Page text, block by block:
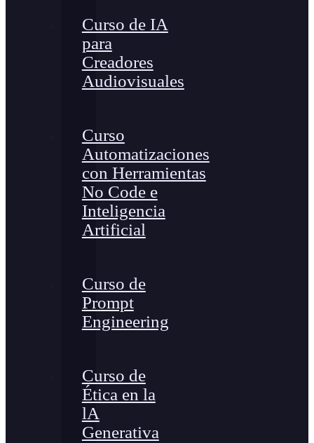
Curso de IA
para
Creadores
Audiovisuales
Curso
Automatizaciones
con Herramientas
No Code e
Inteligencia
Artificial
Curso de
Prompt
Engineering
Curso de
Ética en la
lA
Generativa